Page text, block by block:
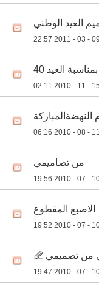
العيد الوطني
22:57
العيد 40
02:11
النهضةالمباركة
06:16
من تصاميمي
19:56
الاصبع المقطوع
19:52
من تصميمي
19:47